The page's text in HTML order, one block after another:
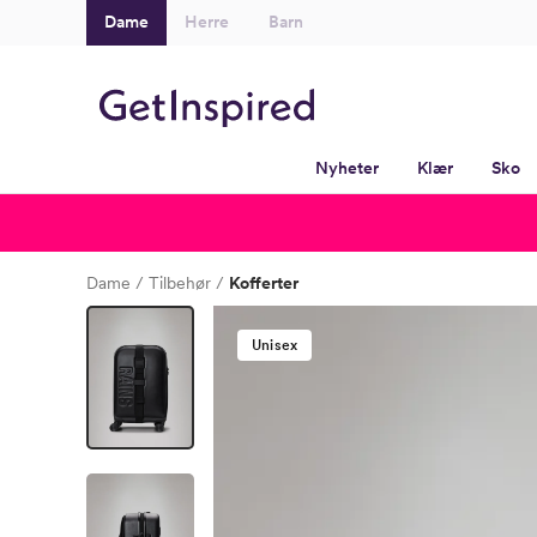
Dame Herre Barn
Nyheter Klær Sko
Dame Tilbehør Kofferter
Unisex